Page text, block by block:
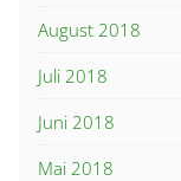
August 2018
Juli 2018
Juni 2018
Mai 2018